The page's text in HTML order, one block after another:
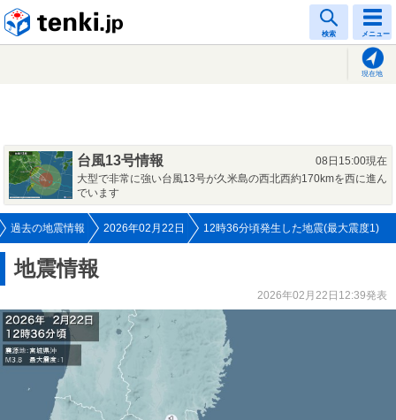
検索 メニュー
現在地
台風13号情報
08日15:00現在
大型で非常に強い台風13号が久米島の西北西約170kmを西に進ん
でいます
過去の地震情報 2026年02月22日 12時36分頃発生した地震(最大震度1)
地震情報
2026年02月22日12:39発表